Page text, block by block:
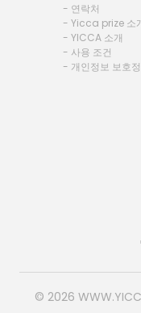
- 연락처
- Yicca prize 소
- YICCA 소개
- 사용 조건
- 개인정보 보호
© 2026